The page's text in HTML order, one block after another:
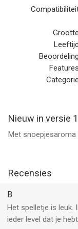
Gebruik raketten,
hulpmiddelen om
STERREN EN
Verzamel
speel bonuslevels
Tussenscènes en
van de Professor —
Singleplayerplezier
leeftijden. Makkelijk
SPEEL OVERAL,
Nieuw in versie
Met snoepjesaroma
Recensies
B
Het spelletje is leuk.
ieder level dat je